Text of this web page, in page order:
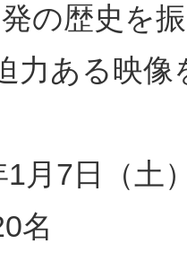
の歴史を
力ある映像
1月7日（
名